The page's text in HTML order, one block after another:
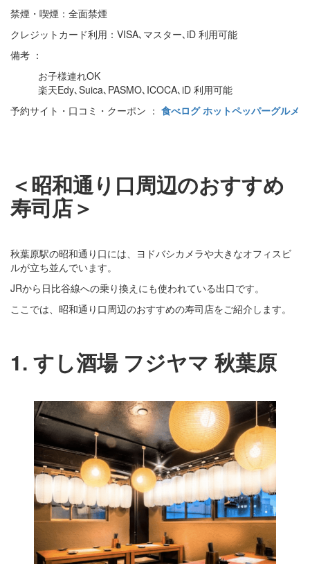
禁煙・喫煙：全面禁煙
クレジットカード利用：VISA､マスター､iD 利用可能
備考 ：
お子様連れOK
楽天Edy､Suica､PASMO､ICOCA､iD 利用可能
予約サイト・口コミ・クーポン ： 食べログホットペッパーグルメ
＜昭和通り口周辺のおすすめ
寿司店＞
秋葉原駅の昭和通り口には、ヨドバシカメラや大きなオフィスビ
ルが立ち並んでいます。
JRから日比谷線への乗り換えにも使われている出口です。
ここでは、昭和通り口周辺のおすすめの寿司店をご紹介します。
1. すし酒場 フジヤマ 秋葉原